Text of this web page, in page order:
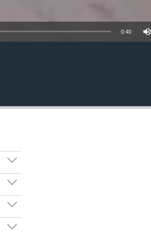
0:40